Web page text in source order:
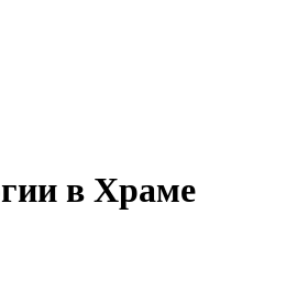
в Храме